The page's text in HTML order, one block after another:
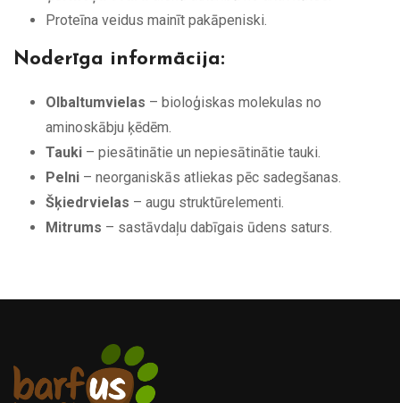
Proteīna veidus mainīt pakāpeniski.
Noderīga informācija:
Olbaltumvielas – bioloģiskas molekulas no
aminoskābju ķēdēm.
Tauki – piesātinātie un nepiesātinātie tauki.
Pelni – neorganiskās atliekas pēc sadegšanas.
Šķiedrvielas – augu struktūrelementi.
Mitrums – sastāvdaļu dabīgais ūdens saturs.